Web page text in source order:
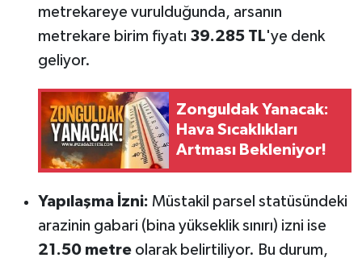
metrekareye vurulduğunda, arsanın
metrekare birim fiyatı 39.285 TL'ye denk
geliyor.
Zonguldak Yanacak:
Hava Sıcaklıkları
Artması Bekleniyor!
Yapılaşma İzni: Müstakil parsel statüsündeki
arazinin gabari (bina yükseklik sınırı) izni ise
21.50 metreolarak belirtiliyor. Bu durum,